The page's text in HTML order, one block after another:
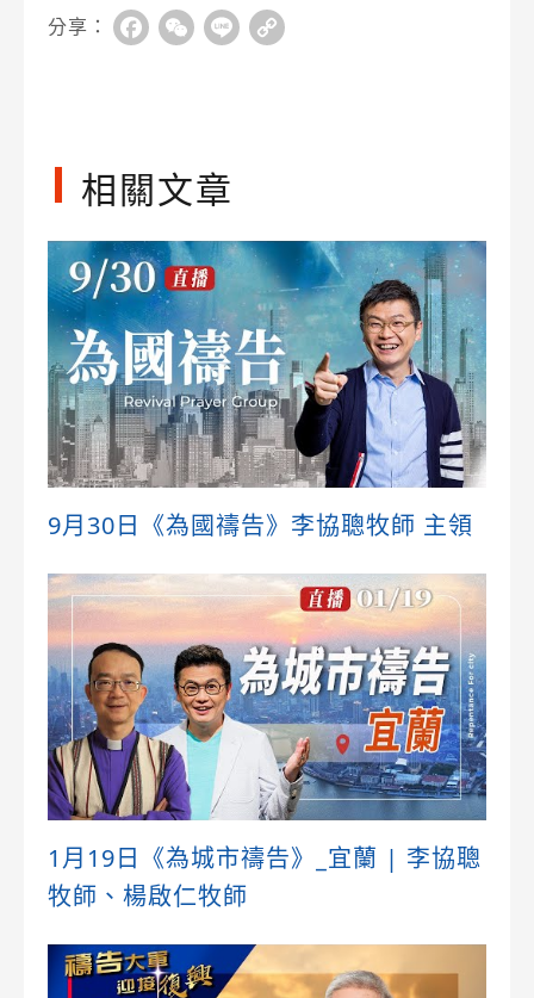
分享： FacebookWeChat
Line
相關文章
9月30日《為國禱告》李協聰牧師 主領
1月19日《為城市禱告》_宜蘭 | 李協聰
牧師、楊啟仁牧師